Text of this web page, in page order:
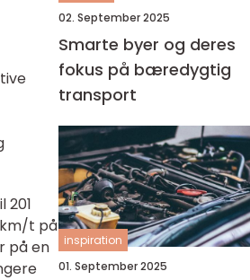
201
t på
på en
02. September 2025
Smarte byer og deres
fokus på bæredygtig
transport
inspiration
01. September 2025